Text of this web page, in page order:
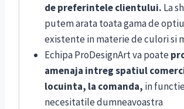
de preferintele clientului. La
putem arata toata gama de
existente in materie de culori si
Echipa ProDesignArt va poate
amenaja intreg spatiul
locuinta, la comanda, in
necesitatile dumneavoastra